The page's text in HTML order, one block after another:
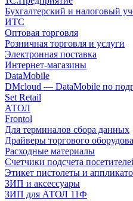
Бухгалтерский и налоговый
ИТС
Оптовая торговля
Розничная торговля и услуги
Электронная поставка
Интернет-магазины
DataMobile
DMcloud — DataMobile по
Set Retail
АТОЛ
Frontol
Для терминалов сбора данных
Драйверы торгового
Расходные материалы
Счетчики подсчета
Этикет пистолеты и
ЗИП и аксессуары
ЗИП для АТОЛ 11Ф